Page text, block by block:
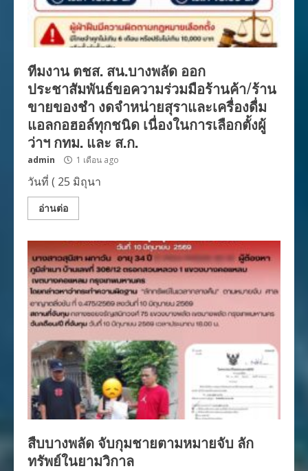
ทีมงาน ตชส. สน.บางพลัด ออก
ประชาสัมพันธ์ขอความร่วมมือร้านค้า/ร้าน
ขายของชำ งดจำหน่ายสุราและเครื่องดื่ม
แอลกอฮอล์ทุกชนิด เนื่องในการเลือกตั้งผู้
ว่าฯ กทม. และ ส.ก.
admin 1 เดือน ago
วันที่ ( 25 มิถุนา
อ่านต่อ
สืบบางพลัด จับกุมชายตามหมายจับ ลัก
ทรัพย์ในยามวิกาล